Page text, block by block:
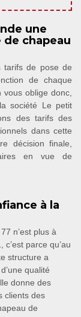
une
chapeau
tarifs de pose de
de chaque
oblige donc,
société Le petit
des tarifs des
dans cette
décision finale,
en vue de
à la
n’est plus à
parce qu’au
structure a
qualité
donne des
clients des
de